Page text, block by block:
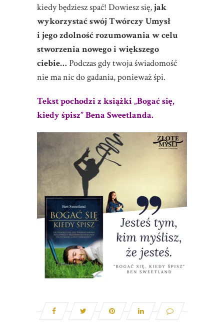
kiedy będziesz spać! Dowiesz się,jak
wykorzystać swój Twórczy Umysł
i jego zdolność rozumowania w celu
stworzenia nowego i większego
ciebie… Podczas gdy twoja świadomość
nie ma nic do gadania, ponieważ śpi.
Tekst pochodzi z książki„Bogać się,
kiedy śpisz”Bena Sweetlanda.